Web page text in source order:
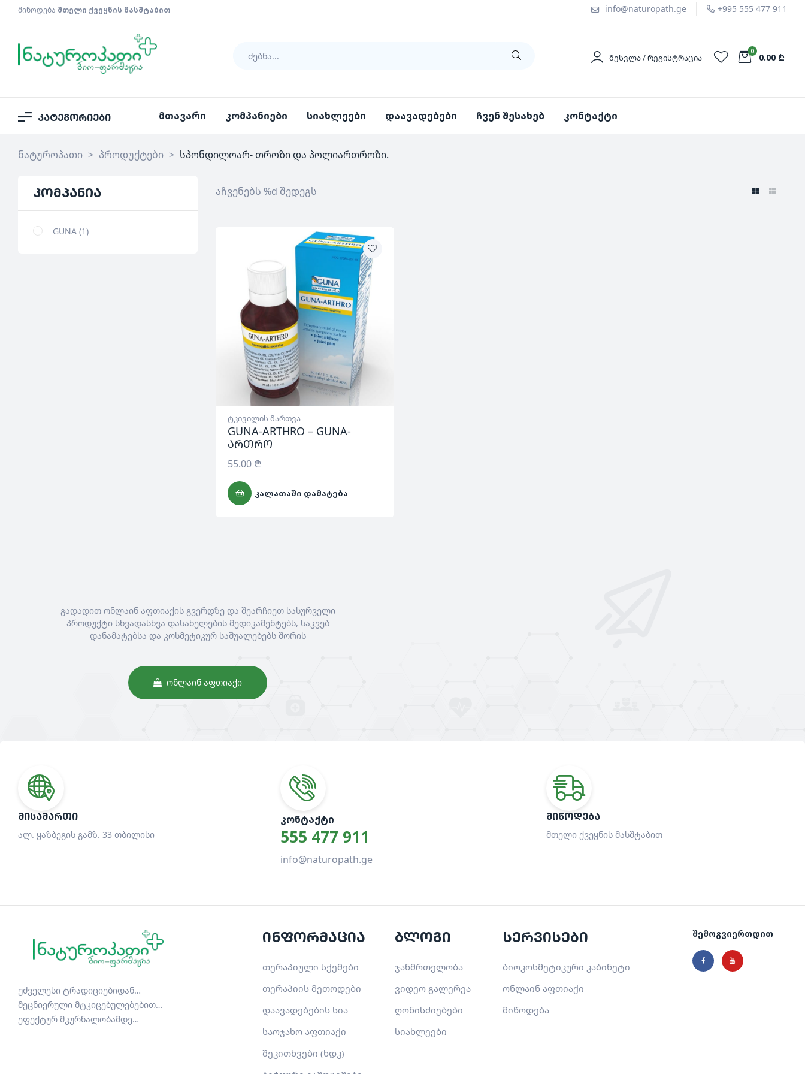
მიწოდება მთელი ქვეყნის მასშტაბით info@naturopath.ge +995 555 477 911
ᲨᲔᲡᲕᲚᲐ / ᲠᲔᲒᲘᲡᲢᲠᲐᲪᲘᲐ
0
0.00 ₾
კატეგორიები მთავარი კომპანიები სიახლეები დაავადებები ჩვენ შესახებ კონტაქტი
ნატუროპათი > პროდუქტები > სპონდილოარ- თროზი და პოლიართროზი.
აჩვენებს %d შედეგს
ტკივილის მართვა
GUNA-ARTHRO – GUNA-
ართრო
55.00 ₾
ᲙᲐᲚᲐᲗᲐᲨᲘ ᲓᲐᲛᲐᲢᲔᲑᲐ
კომპანია
GUNA 1
გადადით ონლაინ აფთიაქის გვერდზე და შეარჩიეთ სასურველი
პროდუქტი სხვადასხვა დასახელების მედიკამენტებს, საკვებ
დანამატებსა და კოსმეტიკურ საშუალებებს შორის
ᲝᲜᲚᲐᲘᲜ ᲐᲤᲗᲘᲐᲥᲘ
ᲛᲘᲡᲐᲛᲐᲠᲗᲘ
ალ. ყაზბეგის გამზ. 33 თბილისი
ᲙᲝᲜᲢᲐᲥᲢᲘ
555 477 911
info@naturopath.ge
ᲛᲘᲬᲝᲓᲔᲑᲐ
მთელი ქვეყნის მასშტაბით
უძველესი ტრადიციებიდან…
მეცნიერული მტკიცებულებებით…
ეფექტურ მკურნალობამდე…
ინფორმაცია
თერაპიული სქემები
თერაპიის მეთოდები
დაავადებების სია
საოჯახო აფთიაქი
შეკითხვები (ხდკ)
ბლოგი
ჯანმრთელობა
ვიდეო გალერეა
ღონისძიებები
სიახლეები
სერვისები
ბიოკოსმეტიკური კაბინეტი
ონლაინ აფთიაქი
მიწოდება
შემოგვიერთდით